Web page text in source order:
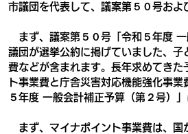
市議団を代表して、議案第５０号およ
まず、議案第５０号「令和５年度
議団が選挙公約に掲げていました、
費などが含まれます。長年求めてき
ト事業費と庁舎災害対応機能強化事
５年度 一般会計補正予算（第２号）
まず、マイナポイント事業費は、国